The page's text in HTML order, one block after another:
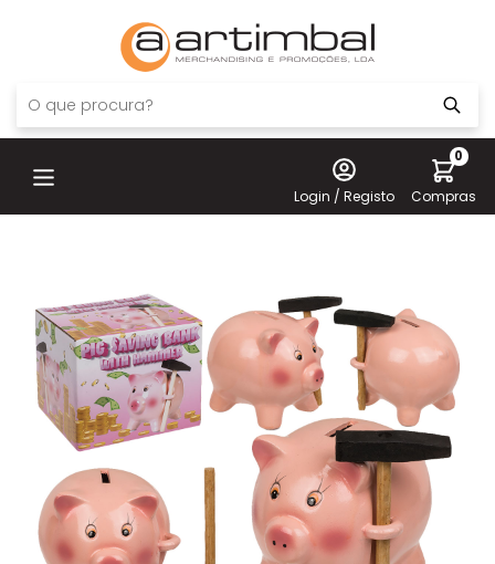
Login / Registo
0
Compras